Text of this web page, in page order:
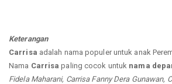
Keterangan
Carrisa adalah nama populer untuk anak
Nama Carrisa paling cocok untuk nama
Fidela Maharani, Carrisa Fanny Dera Gunawan,